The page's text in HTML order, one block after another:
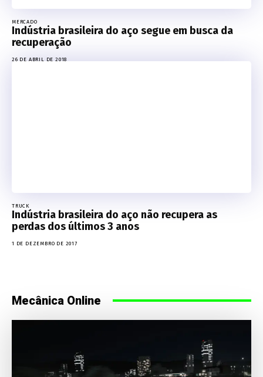
MERCADO
Indústria brasileira do aço segue em busca da
recuperação
26 DE ABRIL DE 2018
TRUCK
Indústria brasileira do aço não recupera as
perdas dos últimos 3 anos
1 DE DEZEMBRO DE 2017
Mecânica Online